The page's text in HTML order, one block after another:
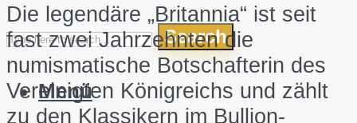
Search
Menü
Die legendäre „Britannia“ ist seit
fast zwei Jahrzehnten die
numismatische Botschafterin des
Vereinigten Königreichs und zählt
zu den Klassikern im Bullion-